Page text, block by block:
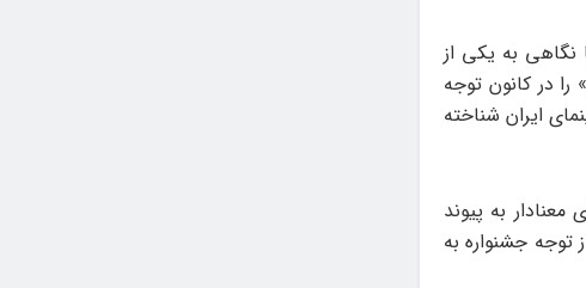
نگاهی به یکی از
در کانون توجه
ایران شناخته
به پیوند
توجه جشنواره به